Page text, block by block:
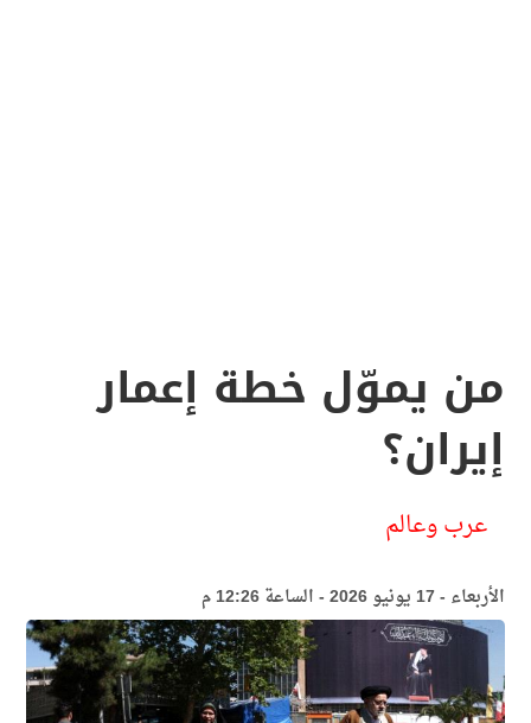
من يموّل خطة إعمار
إيران؟
عرب وعالم
الأربعاء - 17 يونيو 2026 - الساعة 12:26 م